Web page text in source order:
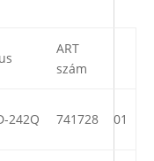
ART
szám
242Q 741728 01